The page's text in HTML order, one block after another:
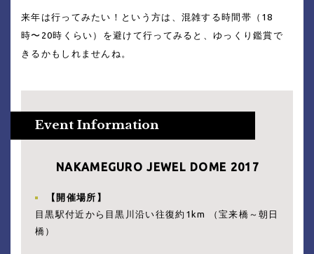
来年は行ってみたい！という方は、混雑する時間帯（18
時〜20時くらい）を避けて行ってみると、ゆっくり鑑賞で
きるかもしれませんね。
NAKAMEGURO JEWEL DOME 2017
【開催場所】
目黒駅付近から目黒川沿い往復約1km （宝来橋～朝日
橋）